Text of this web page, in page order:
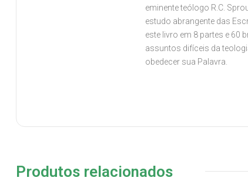
eminente teólogo R.C.
estudo abrangente das
este livro em 8 partes e 60
assuntos difíceis da
obedecer sua Palavra.
Produtos relacionados